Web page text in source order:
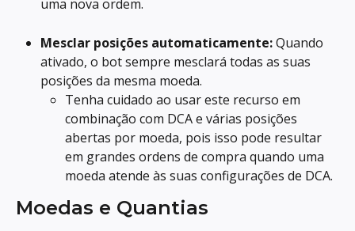
uma nova ordem.
Mesclar posições automaticamente: Quando
ativado, o bot sempre mesclará todas as suas
posições da mesma moeda.
Tenha cuidado ao usar este recurso em
combinação com DCA e várias posições
abertas por moeda, pois isso pode resultar
em grandes ordens de compra quando uma
moeda atende às suas configurações de DCA.
Moedas e Quantias